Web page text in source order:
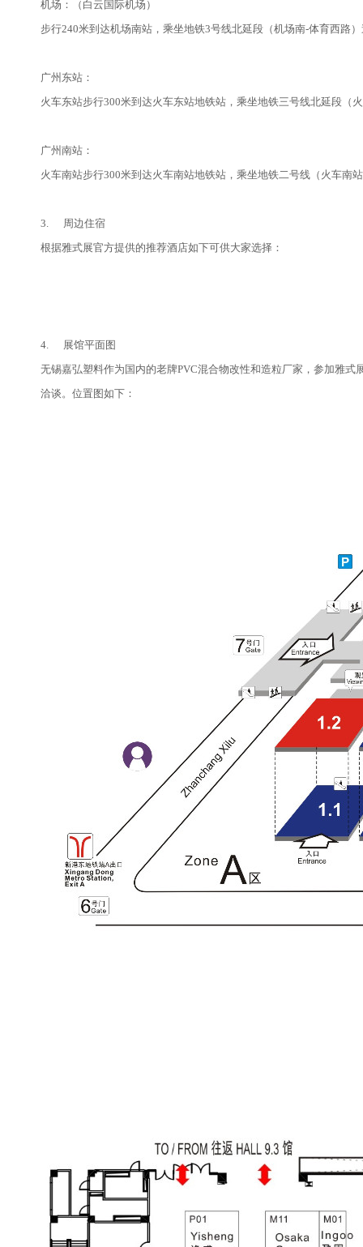
机场：（白云国际机场）
步行240米到达机场南站，乘坐地铁3号线北延段（机场南-体育西路
广州东站：
火车东站步行300米到达火车东站地铁站，乘坐地铁三号线北延段（
广州南站：
火车南站步行300米到达火车南站地铁站，乘坐地铁二号线（火车南
3. 周边住宿
根据雅式展官方提供的推荐酒店如下可供大家选择：
4. 展馆平面图
无锡嘉弘塑料作为国内的老牌PVC混合物改性和造粒厂家，参加雅
洽谈。位置图如下：